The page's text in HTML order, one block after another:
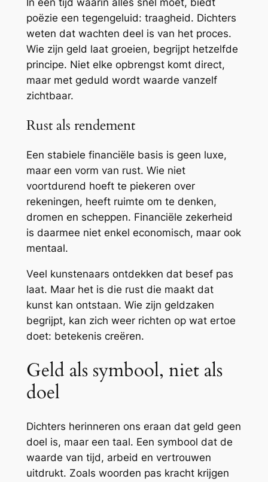
poëzie een tegengeluid: traagheid. Dichters
weten dat wachten deel is van het proces.
Wie zijn geld laat groeien, begrijpt hetzelfde
principe. Niet elke opbrengst komt direct,
maar met geduld wordt waarde vanzelf
zichtbaar.
Rust als rendement
Een stabiele financiële basis is geen luxe,
maar een vorm van rust. Wie niet
voortdurend hoeft te piekeren over
rekeningen, heeft ruimte om te denken,
dromen en scheppen. Financiële zekerheid
is daarmee niet enkel economisch, maar ook
mentaal.
Veel kunstenaars ontdekken dat besef pas
laat. Maar het is die rust die maakt dat
kunst kan ontstaan. Wie zijn geldzaken
begrijpt, kan zich weer richten op wat ertoe
doet: betekenis creëren.
Geld als symbool, niet als
doel
Dichters herinneren ons eraan dat geld geen
doel is, maar een taal. Een symbool dat de
waarde van tijd, arbeid en vertrouwen
uitdrukt. Zoals woorden pas kracht krijgen